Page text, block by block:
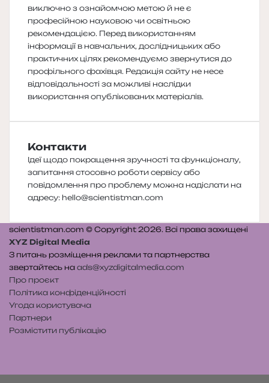
виключно з ознайомчою метою й не є
професійною науковою чи освітньою
рекомендацією. Перед використанням
інформації в навчальних, дослідницьких або
практичних цілях рекомендуємо звернутися до
профільного фахівця. Редакція сайту не несе
відповідальності за можливі наслідки
використання опублікованих матеріалів.
Контакти
Ідеї щодо покращення зручності та функціоналу,
запитання стосовно роботи сервісу або
повідомлення про проблему можна надіслати на
адресу: hello@scientistman.com
scientistman.com © Copyright 2026. Всі права захищені
XYZ Digital Media
З питань розміщення реклами та партнерства
звертайтесь на ads@xyzdigitalmedia.com
Про проєкт
Політика конфіденційності
Угода користувача
Партнери
Розмістити публікацію